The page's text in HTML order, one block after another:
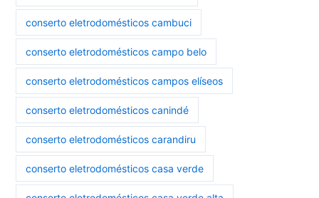
conserto eletrodomésticos cambuci
conserto eletrodomésticos campo belo
conserto eletrodomésticos campos elíseos
conserto eletrodomésticos canindé
conserto eletrodomésticos carandiru
conserto eletrodomésticos casa verde